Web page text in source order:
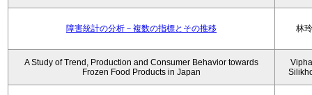
障害統計の分析－複数の指標とその推移 林
A Study of Trend, Production and Consumer Behavior towards
Frozen Food Products in Japan